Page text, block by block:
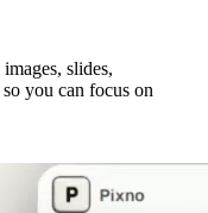
slides,
you can focus on